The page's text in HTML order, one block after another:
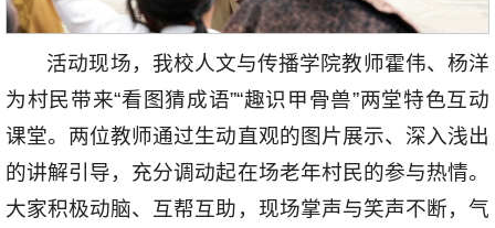
活动现场，我校人文与传播学院教师霍伟、杨洋
为村民带来“看图猜成语”“趣识甲骨兽”两堂特色互动
课堂。两位教师通过生动直观的图片展示、深入浅出
的讲解引导，充分调动起在场老年村民的参与热情。
大家积极动脑、互帮互助，现场掌声与笑声不断，气